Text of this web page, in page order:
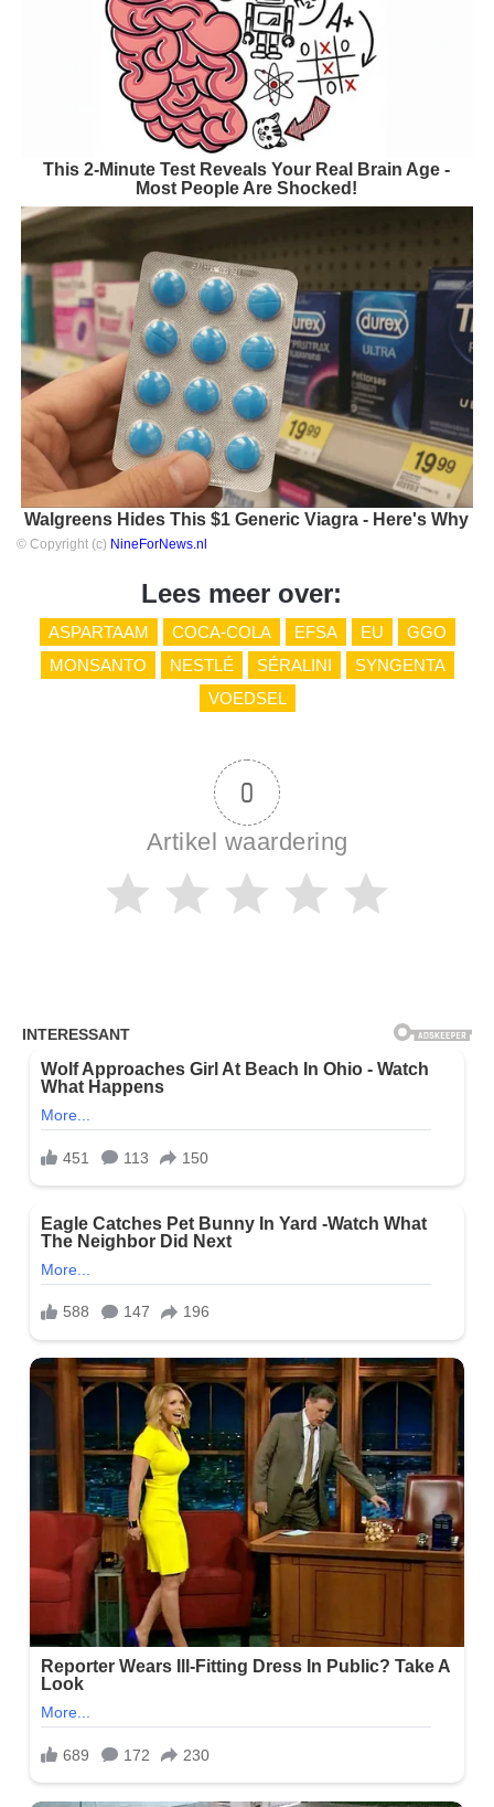
This 2-Minute Test Reveals Your Real Brain Age -
Most People Are Shocked!
Walgreens Hides This $1 Generic Viagra - Here's Why
© Copyright (c) NineForNews.nl
Lees meer over:
ASPARTAAM COCA-COLA EFSA EU
GGO
MONSANTO
NESTLÉ SÉRALINI
SYNGENTA
VOEDSEL
0
Artikel waardering